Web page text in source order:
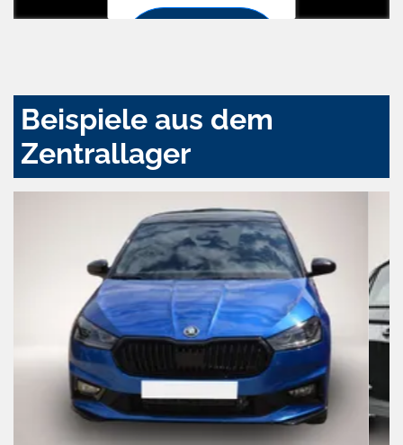
Beispiele aus dem
Zentrallager